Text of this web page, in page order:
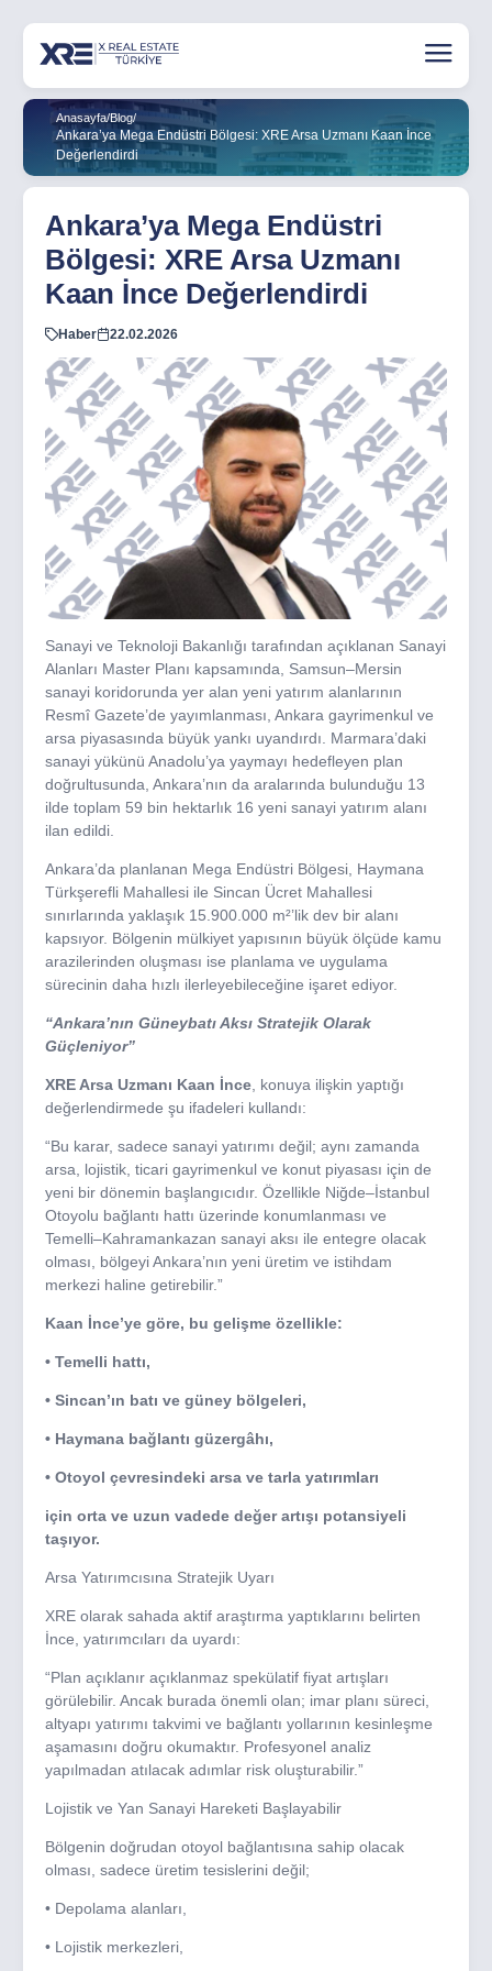
Anasayfa/Blog/
Ankara’ya Mega Endüstri Bölgesi: XRE Arsa Uzmanı Kaan İnce
Değerlendirdi
Ankara’ya Mega Endüstri
Bölgesi: XRE Arsa Uzmanı
Kaan İnce Değerlendirdi
Haber 22.02.2026
Sanayi ve Teknoloji Bakanlığı tarafından açıklanan Sanayi
Alanları Master Planı kapsamında, Samsun–Mersin
sanayi koridorunda yer alan yeni yatırım alanlarının
Resmî Gazete’de yayımlanması, Ankara gayrimenkul ve
arsa piyasasında büyük yankı uyandırdı. Marmara’daki
sanayi yükünü Anadolu’ya yaymayı hedefleyen plan
doğrultusunda, Ankara’nın da aralarında bulunduğu 13
ilde toplam 59 bin hektarlık 16 yeni sanayi yatırım alanı
ilan edildi.
Ankara’da planlanan Mega Endüstri Bölgesi, Haymana
Türkşerefli Mahallesi ile Sincan Ücret Mahallesi
sınırlarında yaklaşık 15.900.000 m²’lik dev bir alanı
kapsıyor. Bölgenin mülkiyet yapısının büyük ölçüde kamu
arazilerinden oluşması ise planlama ve uygulama
sürecinin daha hızlı ilerleyebileceğine işaret ediyor.
“Ankara’nın Güneybatı Aksı Stratejik Olarak
Güçleniyor”
XRE Arsa Uzmanı Kaan İnce , konuya ilişkin yaptığı
değerlendirmede şu ifadeleri kullandı:
“Bu karar, sadece sanayi yatırımı değil; aynı zamanda
arsa, lojistik, ticari gayrimenkul ve konut piyasası için de
yeni bir dönemin başlangıcıdır. Özellikle Niğde–İstanbul
Otoyolu bağlantı hattı üzerinde konumlanması ve
Temelli–Kahramankazan sanayi aksı ile entegre olacak
olması, bölgeyi Ankara’nın yeni üretim ve istihdam
merkezi haline getirebilir.”
Kaan İnce’ye göre, bu gelişme özellikle:
• Temelli hattı,
• Sincan’ın batı ve güney bölgeleri,
• Haymana bağlantı güzergâhı,
• Otoyol çevresindeki arsa ve tarla yatırımları
için orta ve uzun vadede değer artışı potansiyeli
taşıyor.
Arsa Yatırımcısına Stratejik Uyarı
XRE olarak sahada aktif araştırma yaptıklarını belirten
İnce, yatırımcıları da uyardı:
“Plan açıklanır açıklanmaz spekülatif fiyat artışları
görülebilir. Ancak burada önemli olan; imar planı süreci,
altyapı yatırımı takvimi ve bağlantı yollarının kesinleşme
aşamasını doğru okumaktır. Profesyonel analiz
yapılmadan atılacak adımlar risk oluşturabilir.”
Lojistik ve Yan Sanayi Hareketi Başlayabilir
Bölgenin doğrudan otoyol bağlantısına sahip olacak
olması, sadece üretim tesislerini değil;
• Depolama alanları,
• Lojistik merkezleri,